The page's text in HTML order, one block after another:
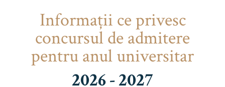
Informaţii ce privesc
concursul de admitere
pentru anul universitar
2026 - 2027